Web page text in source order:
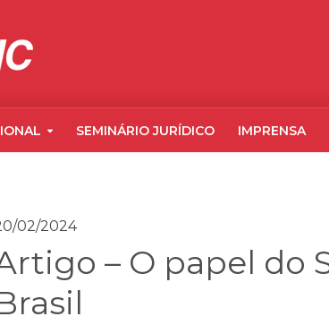
SEMINÁRIO JURÍDICO IMPRENSA
02/2024
– O papel do